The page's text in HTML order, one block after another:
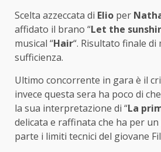
Scelta azzeccata di Elio per
affidato il brano “Let the
musical “Hair“. Risultato finale
sufficienza.
Ultimo concorrente in gara è il
invece questa sera ha poco di
la sua interpretazione di “La
delicata e raffinata che ha per
parte i limiti tecnici del giovane